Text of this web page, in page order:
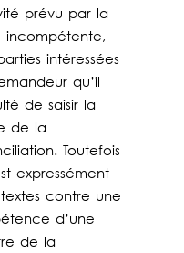
prévu par la
incompétente,
intéressées
qu’il
de saisir la
de la
Toutefois
expressément
contre une
d’une
de la